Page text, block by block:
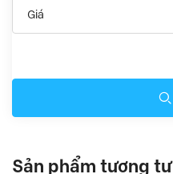
Giá
Sản phẩm tương tự